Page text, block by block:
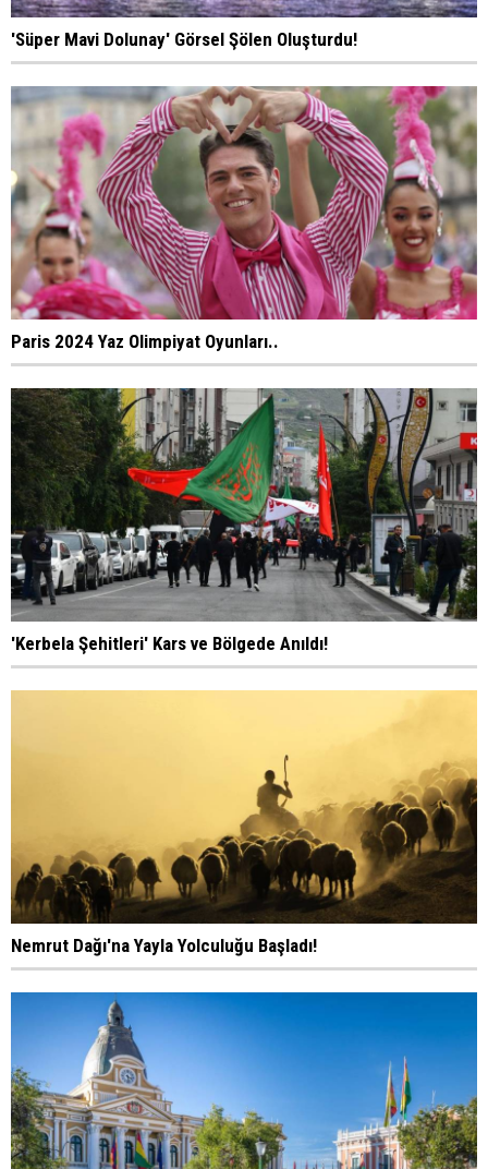
'Süper Mavi Dolunay' Görsel Şölen Oluşturdu!
Paris 2024 Yaz Olimpiyat Oyunları..
'Kerbela Şehitleri' Kars ve Bölgede Anıldı!
Nemrut Dağı'na Yayla Yolculuğu Başladı!